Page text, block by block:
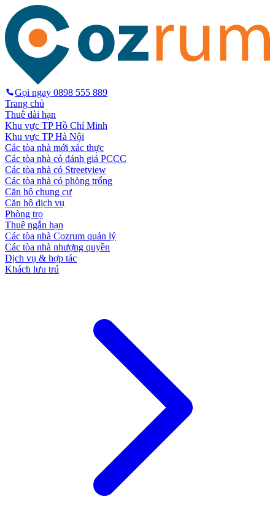
Gọi ngay 0898 555 889
Trang chủ
Thuê dài hạn
Khu vực TP Hồ Chí Minh
Khu vực TP Hà Nội
Các tòa nhà mới xác thực
Các tòa nhà có đánh giá PCCC
Các tòa nhà có Streetview
Các tòa nhà có phòng trống
Căn hộ chung cư
Căn hộ dịch vụ
Phòng trọ
Thuê ngắn hạn
Các tòa nhà Cozrum quản lý
Các tòa nhà nhượng quyền
Dịch vụ & hợp tác
Khách lưu trú